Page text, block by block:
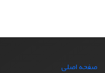
صفحه اصلی